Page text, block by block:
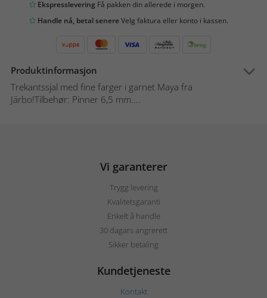
Ekspresslevering Få pakken din allerede i morgen.
Handle nå, betal senereVelg faktura eller konto i kassen.
Produktinformasjon
Trekantssjal med fine farger i garnet Maya fra
Järbo!Tilbehør: Pinner 6,5 mm....
Vi garanterer
Trygg levering
Kvalitetsgaranti
Enkelt å handle
30 dagars angrerett
Sikker betaling
Kundetjeneste
Kontakt